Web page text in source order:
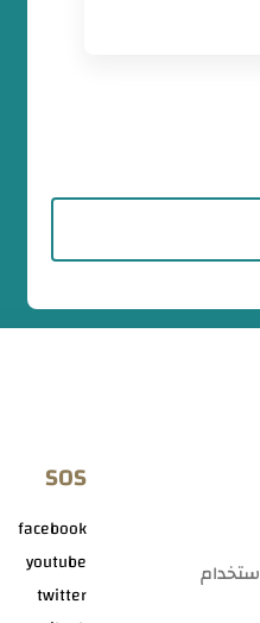
SOS
facebook
youtube
twitter